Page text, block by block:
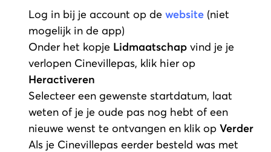
Log in bij je account op de website (niet
mogelijk in de app)
Onder het kopje Lidmaatschap vind je je
verlopen Cinevillepas, klik hier op
Heractiveren
Selecteer een gewenste startdatum, laat
weten of je je oude pas nog hebt of een
nieuwe wenst te ontvangen en klik op Verder
Als je Cinevillepas eerder besteld was met